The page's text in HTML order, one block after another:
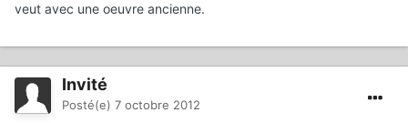
veut avec une oeuvre ancienne.
Invité
Posté(e) 7 octobre 2012